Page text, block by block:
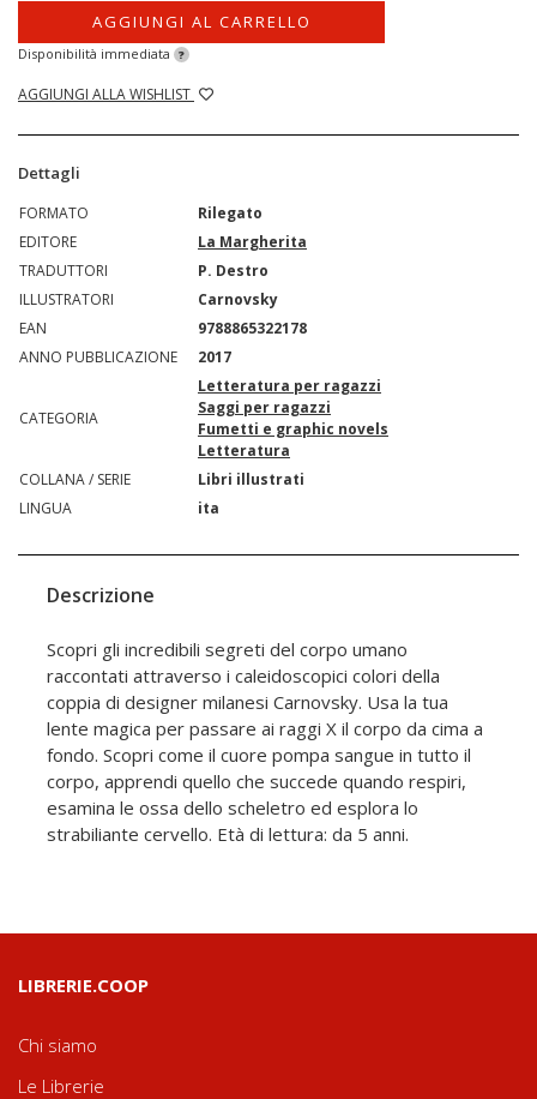
AGGIUNGI AL CARRELLO
Disponibilità immediata ?
AGGIUNGI ALLA WISHLIST
Dettagli
FORMATO
Rilegato
EDITORE
La Margherita
TRADUTTORI
P. Destro
ILLUSTRATORI
Carnovsky
EAN
9788865322178
ANNO PUBBLICAZIONE
2017
CATEGORIA
Letteratura per ragazzi
Saggi per ragazzi
Fumetti e graphic novels
Letteratura
COLLANA / SERIE
Libri illustrati
LINGUA
ita
Descrizione
Scopri gli incredibili segreti del corpo umano
raccontati attraverso i caleidoscopici colori della
coppia di designer milanesi Carnovsky. Usa la tua
lente magica per passare ai raggi X il corpo da cima a
fondo. Scopri come il cuore pompa sangue in tutto il
corpo, apprendi quello che succede quando respiri,
esamina le ossa dello scheletro ed esplora lo
strabiliante cervello. Età di lettura: da 5 anni.
LIBRERIE.COOP
Chi siamo
Le Librerie